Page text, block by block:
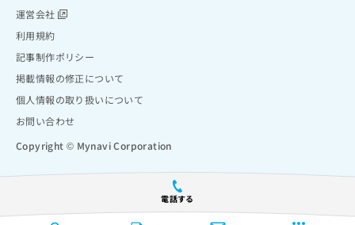
電話する
運営会社
利用規約
記事制作ポリシー
掲載情報の修正について
個人情報の取り扱いについて
お問い合わせ
Copyright © Mynavi Corporation